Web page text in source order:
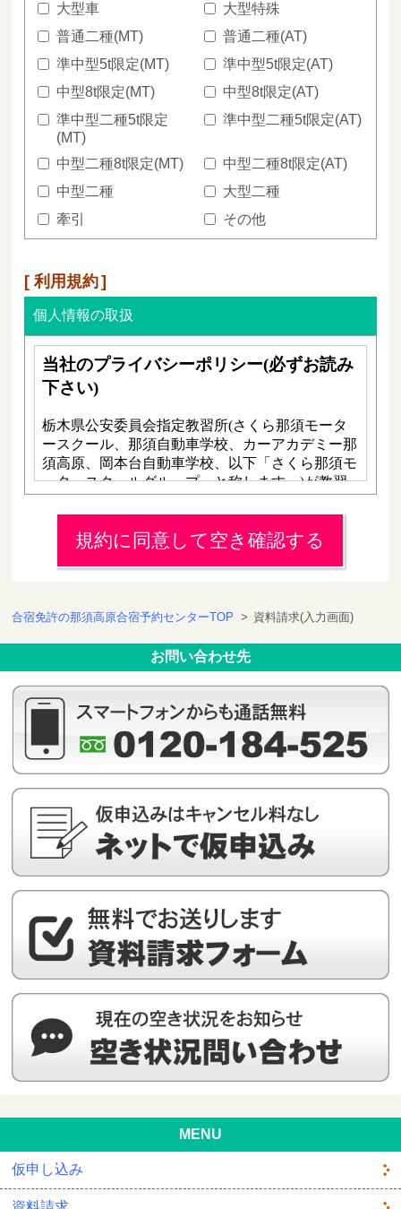
大型車
大型特殊
普通二種(MT)
普通二種(AT)
準中型5t限定(MT)
準中型5t限定(AT)
中型8t限定(MT)
中型8t限定(AT)
準中型二種5t限定
(MT)
準中型二種5t限定(AT)
中型二種8t限定(MT)
中型二種8t限定(AT)
中型二種
大型二種
牽引
その他
利用規約
個人情報の取扱
規約に同意して空き確認する
合宿免許の那須高原合宿予約センターTOP > 資料請求(入力画面)
お問い合わせ先
MENU
仮申し込み